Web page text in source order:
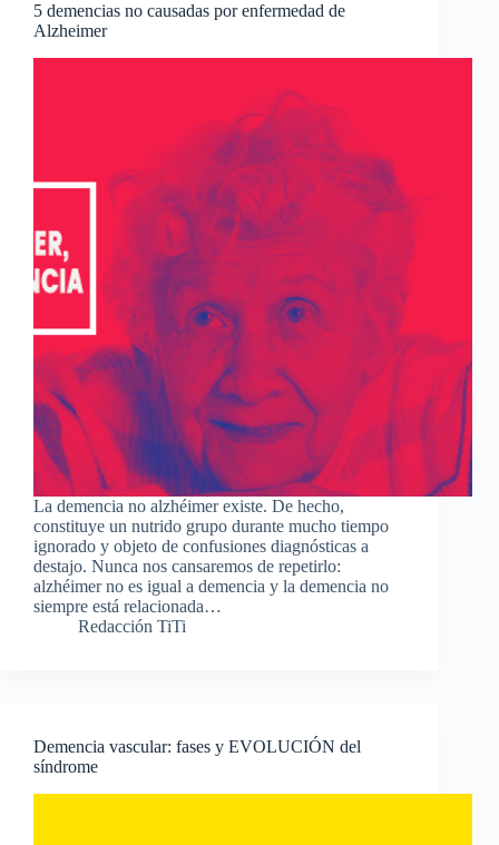
5 demencias no causadas por enfermedad de
Alzheimer
La demencia no alzhéimer existe. De hecho,
constituye un nutrido grupo durante mucho tiempo
ignorado y objeto de confusiones diagnósticas a
destajo. Nunca nos cansaremos de repetirlo:
alzhéimer no es igual a demencia y la demencia no
siempre está relacionada…
Redacción TiTi
Demencia vascular: fases y EVOLUCIÓN del
síndrome